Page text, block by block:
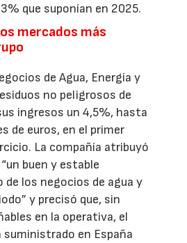
que suponían en 2025.
mercados más
de Agua, Energía y
no peligrosos de
ingresos un 4,5%, hasta
de euros, en el primer
La compañía atribuyó
buen y estable
los negocios de agua y
y precisó que, sin
en la operativa, el
suministrado en España